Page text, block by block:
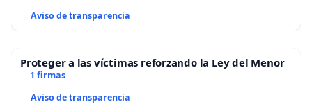
Aviso de transparencia
Proteger a las víctimas reforzando la Ley del Menor
1 firmas
Aviso de transparencia